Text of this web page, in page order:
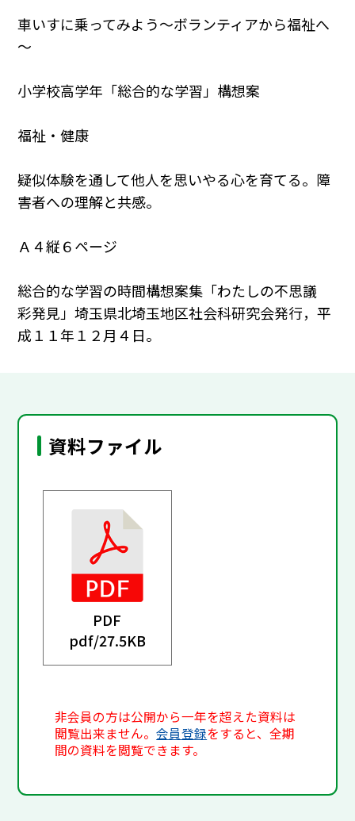
車いすに乗ってみよう～ボランティアから福祉へ
～
小学校高学年「総合的な学習」構想案
福祉・健康
疑似体験を通して他人を思いやる心を育てる。障
害者への理解と共感。
Ａ４縦６ページ
総合的な学習の時間構想案集「わたしの不思議
彩発見」埼玉県北埼玉地区社会科研究会発行，平
成１１年１２月４日。
資料ファイル
PDF
pdf/27.5KB
非会員の方は公開から一年を超えた資料は
閲覧出来ません。会員登録をすると、全期
間の資料を閲覧できます。